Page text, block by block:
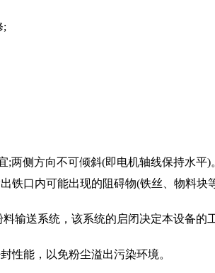
;
;两侧方向不可倾斜(即电机轴线保持水
铁口内可能出现的阻碍物(铁丝、物料块
输送系统，该系统的启闭决定本设备的
性能，以免粉尘溢出污染环境。